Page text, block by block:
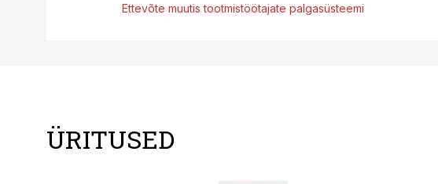
Ettevõte muutis tootmistöötajate palgasüsteemi
ÜRITUSED